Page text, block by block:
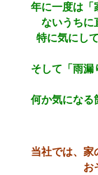
年に一度は「
ないうちに
特に気にし
そして「雨漏
何か気になる
当社では、家
お